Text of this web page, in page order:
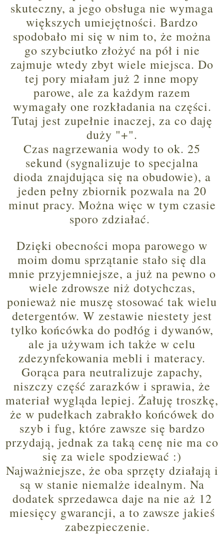
skuteczny, a jego obsługa nie wymaga
większych umiejętności. Bardzo
spodobało mi się w nim to, że można
go szybciutko złożyć na pół i nie
zajmuje wtedy zbyt wiele miejsca. Do
tej pory miałam już 2 inne mopy
parowe, ale za każdym razem
wymagały one rozkładania na części.
Tutaj jest zupełnie inaczej, za co daję
duży "+".
Czas nagrzewania wody to ok. 25
sekund (sygnalizuje to specjalna
dioda znajdująca się na obudowie), a
jeden pełny zbiornik pozwala na 20
minut pracy. Można więc w tym czasie
sporo zdziałać.
Dzięki obecności mopa parowego w
moim domu sprzątanie stało się dla
mnie przyjemniejsze, a już na pewno o
wiele zdrowsze niż dotychczas,
ponieważ nie muszę stosować tak wielu
detergentów. W zestawie niestety jest
tylko końcówka do podłóg i dywanów,
ale ja używam ich także w celu
zdezynfekowania mebli i materacy.
Gorąca para neutralizuje zapachy,
niszczy część zarazków i sprawia, że
materiał wygląda lepiej. Żałuję troszkę,
że w pudełkach zabrakło końcówek do
szyb i fug, które zawsze się bardzo
przydają, jednak za taką cenę nie ma co
się za wiele spodziewać :)
Najważniejsze, że oba sprzęty działają i
są w stanie niemalże idealnym. Na
dodatek sprzedawca daje na nie aż 12
miesięcy gwarancji, a to zawsze jakieś
zabezpieczenie.